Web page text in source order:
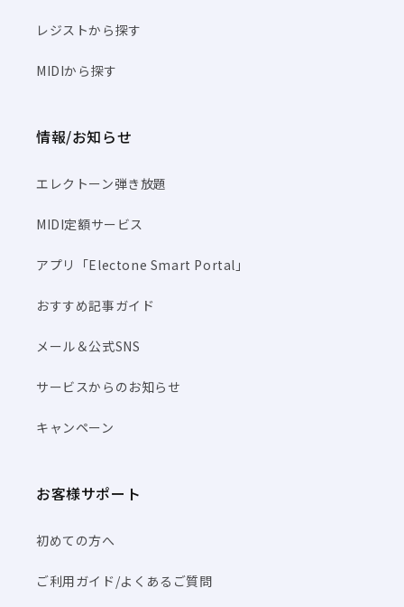
レジストから探す
MIDIから探す
情報/お知らせ
エレクトーン弾き放題
MIDI定額サービス
アプリ「Electone Smart Portal」
おすすめ記事ガイド
メール＆公式SNS
サービスからのお知らせ
キャンペーン
お客様サポート
初めての方へ
ご利用ガイド/よくあるご質問